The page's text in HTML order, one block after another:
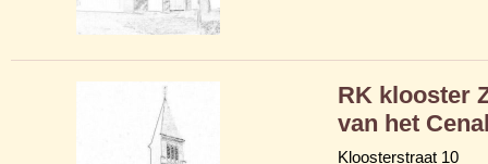
RK klooster
van het
Kloosterstraat 10